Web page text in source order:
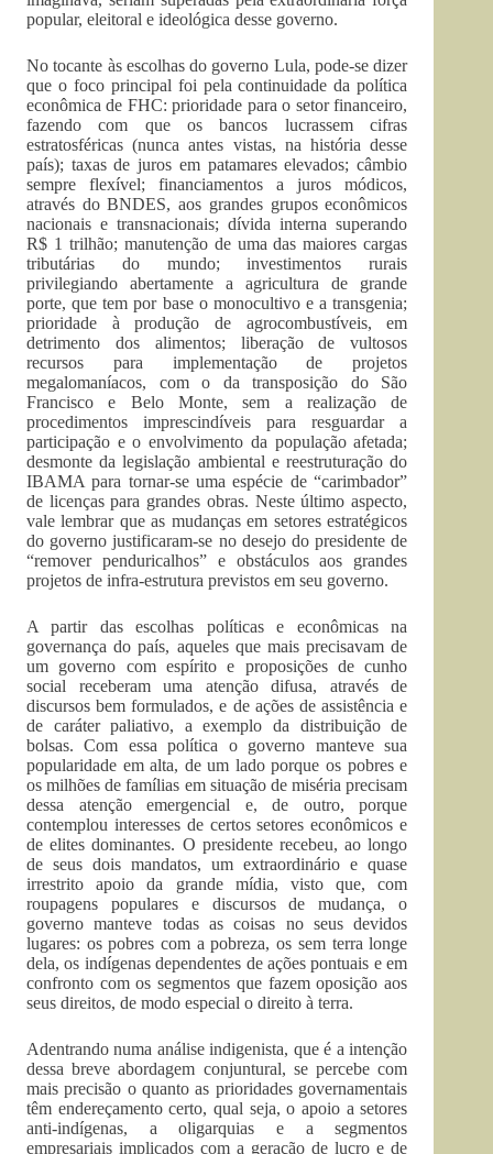
popular, eleitoral e ideológica desse governo.
No tocante às escolhas do governo Lula, pode-se dizer
que o foco principal foi pela continuidade da política
econômica de FHC: prioridade para o setor financeiro,
fazendo com que os bancos lucrassem cifras
estratosféricas (nunca antes vistas, na história desse
país); taxas de juros em patamares elevados; câmbio
sempre flexível; financiamentos a juros módicos,
através do BNDES, aos grandes grupos econômicos
nacionais e transnacionais; dívida interna superando
R$ 1 trilhão; manutenção de uma das maiores cargas
tributárias do mundo; investimentos rurais
privilegiando abertamente a agricultura de grande
porte, que tem por base o monocultivo e a transgenia;
prioridade à produção de agrocombustíveis, em
detrimento dos alimentos; liberação de vultosos
recursos para implementação de projetos
megalomaníacos, com o da transposição do São
Francisco e Belo Monte, sem a realização de
procedimentos imprescindíveis para resguardar a
participação e o envolvimento da população afetada;
desmonte da legislação ambiental e reestruturação do
IBAMA para tornar-se uma espécie de “carimbador”
de licenças para grandes obras. Neste último aspecto,
vale lembrar que as mudanças em setores estratégicos
do governo justificaram-se no desejo do presidente de
“remover penduricalhos” e obstáculos aos grandes
projetos de infra-estrutura previstos em seu governo.
A partir das escolhas políticas e econômicas na
governança do país, aqueles que mais precisavam de
um governo com espírito e proposições de cunho
social receberam uma atenção difusa, através de
discursos bem formulados, e de ações de assistência e
de caráter paliativo, a exemplo da distribuição de
bolsas. Com essa política o governo manteve sua
popularidade em alta, de um lado porque os pobres e
os milhões de famílias em situação de miséria precisam
dessa atenção emergencial e, de outro, porque
contemplou interesses de certos setores econômicos e
de elites dominantes. O presidente recebeu, ao longo
de seus dois mandatos, um extraordinário e quase
irrestrito apoio da grande mídia, visto que, com
roupagens populares e discursos de mudança, o
governo manteve todas as coisas no seus devidos
lugares: os pobres com a pobreza, os sem terra longe
dela, os indígenas dependentes de ações pontuais e em
confronto com os segmentos que fazem oposição aos
seus direitos, de modo especial o direito à terra.
Adentrando numa análise indigenista, que é a intenção
dessa breve abordagem conjuntural, se percebe com
mais precisão o quanto as prioridades governamentais
têm endereçamento certo, qual seja, o apoio a setores
anti-indígenas, a oligarquias e a segmentos
empresariais implicados com a geração de lucro e de